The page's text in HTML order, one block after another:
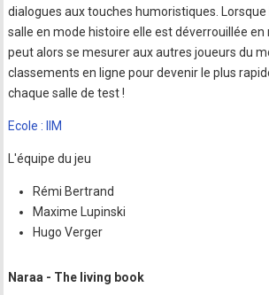
dialogues aux touches humoristiques.
salle en mode histoire elle est déverrouillée en
peut alors se mesurer aux autres joueurs du
classements en ligne pour devenir le plus
chaque salle de test !
Ecole : IIM
L'équipe du jeu
Rémi Bertrand
Maxime Lupinski
Hugo Verger
Naraa - The living book